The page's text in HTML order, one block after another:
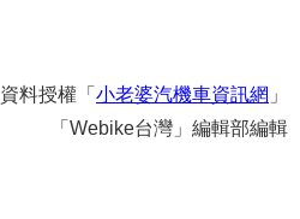
資料授權「 小老婆汽機車資訊網 」
「Webike台灣」編輯部編輯